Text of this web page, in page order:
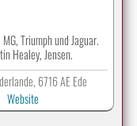
Triumph und Jaguar.
Healey, Jensen.
6716 AE Ede
Website